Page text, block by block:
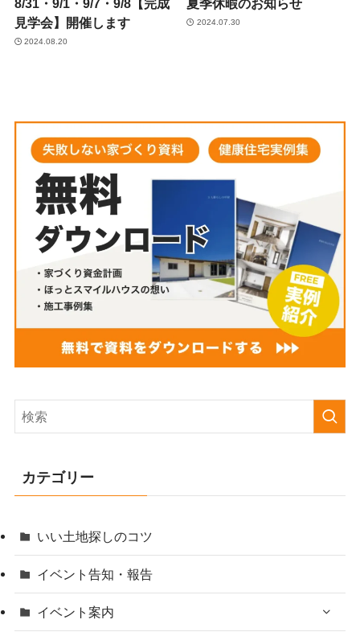
8/31・9/1・9/7・9/8【完成
見学会】開催します
2024.08.20
夏季休暇のお知らせ
2024.07.30
カテゴリー
いい土地探しのコツ
イベント告知・報告
イベント案内